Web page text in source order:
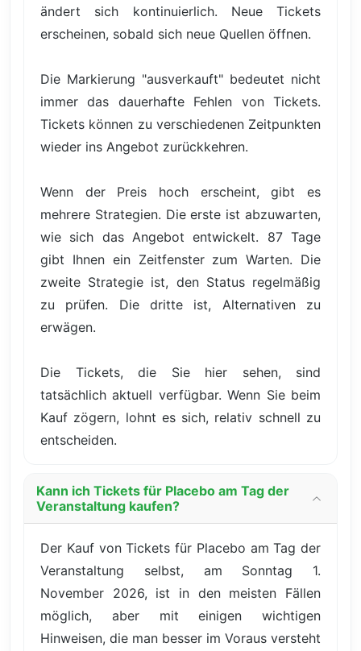
ändert sich kontinuierlich. Neue Tickets
erscheinen, sobald sich neue Quellen öffnen.
Die Markierung "ausverkauft" bedeutet nicht
immer das dauerhafte Fehlen von Tickets.
Tickets können zu verschiedenen Zeitpunkten
wieder ins Angebot zurückkehren.
Wenn der Preis hoch erscheint, gibt es
mehrere Strategien. Die erste ist abzuwarten,
wie sich das Angebot entwickelt. 87 Tage
gibt Ihnen ein Zeitfenster zum Warten. Die
zweite Strategie ist, den Status regelmäßig
zu prüfen. Die dritte ist, Alternativen zu
erwägen.
Die Tickets, die Sie hier sehen, sind
tatsächlich aktuell verfügbar. Wenn Sie beim
Kauf zögern, lohnt es sich, relativ schnell zu
entscheiden.
Kann ich Tickets für Placebo am Tag der
Veranstaltung kaufen?
Der Kauf von Tickets für Placebo am Tag der
Veranstaltung selbst, am Sonntag 1.
November 2026, ist in den meisten Fällen
möglich, aber mit einigen wichtigen
Hinweisen, die man besser im Voraus versteht